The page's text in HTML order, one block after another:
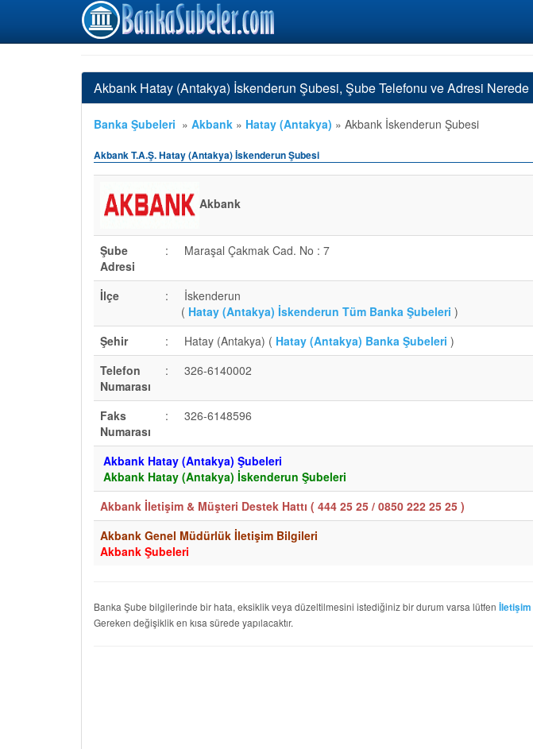
Akbank Hatay (Antakya) İskenderun Şubesi, Şube Telefonu ve Adresi Nerede
Banka Şubeleri » Akbank » Hatay (Antakya) » Akbank İskenderun Şubesi
Akbank T.A.Ş. Hatay (Antakya) İskenderun Şubesi
Akbank
Şube
Adresi
: Maraşal Çakmak Cad. No : 7
İlçe :
İskenderun
( Hatay (Antakya) İskenderun Tüm Banka Şubeleri )
Şehir
: Hatay (Antakya) ( Hatay (Antakya) Banka Şubeleri )
Telefon
Numarası
: 326-6140002
Faks
Numarası
: 326-6148596
Akbank Hatay (Antakya) Şubeleri
Akbank Hatay (Antakya) İskenderun Şubeleri
Akbank İletişim & Müşteri Destek Hattı ( 444 25 25 / 0850 222 25 25 )
Akbank Genel Müdürlük İletişim Bilgileri
Akbank Şubeleri
Banka Şube bilgilerinde bir hata, eksiklik veya düzeltilmesini istediğiniz bir durum varsa lütfen İletişim
Gereken değişiklik en kısa sürede yapılacaktır.